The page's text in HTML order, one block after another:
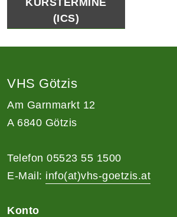
(ICS)
VHS Götzis
Am Garnmarkt 12
A 6840 Götzis
Telefon 05523 55 1500
E-Mail: info(at)vhs-goetzis.at
Konto